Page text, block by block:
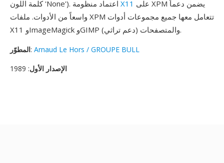
X11
واسعاً من الأدوات. ملفات XPM تتعامل معها جميع مجموعات أدوات
X11 وImageMagick وGIMP والمتصفحات (دعم تراثي).
المطوّر: Arnaud Le Hors / GROUPE BULL
الإصدار الأول: 1989